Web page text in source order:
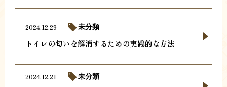
トイレの匂いを解消するための実践的な方法
2024.12.29 未分類
2024.12.21 未分類